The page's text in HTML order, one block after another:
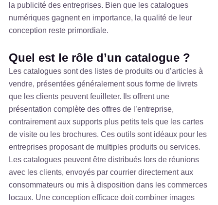
la publicité des entreprises. Bien que les catalogues
numériques gagnent en importance, la qualité de leur
conception reste primordiale.
Quel est le rôle d’un catalogue ?
Les catalogues sont des listes de produits ou d’articles à
vendre, présentées généralement sous forme de livrets
que les clients peuvent feuilleter. Ils offrent une
présentation complète des offres de l’entreprise,
contrairement aux supports plus petits tels que les cartes
de visite ou les brochures. Ces outils sont idéaux pour les
entreprises proposant de multiples produits ou services.
Les catalogues peuvent être distribués lors de réunions
avec les clients, envoyés par courrier directement aux
consommateurs ou mis à disposition dans les commerces
locaux. Une conception efficace doit combiner images